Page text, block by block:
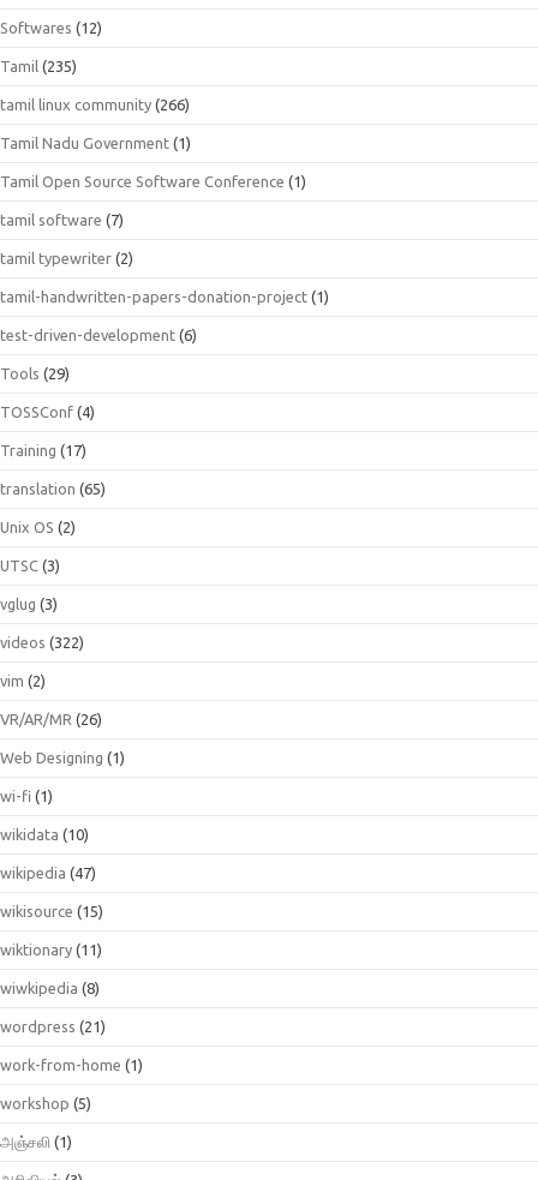
Softwares (12)
Tamil (235)
tamil linux community (266)
Tamil Nadu Government (1)
Tamil Open Source Software Conference (1)
tamil software (7)
tamil typewriter (2)
tamil-handwritten-papers-donation-project (1)
test-driven-development (6)
Tools (29)
TOSSConf (4)
Training (17)
translation (65)
Unix OS (2)
UTSC (3)
vglug (3)
videos (322)
vim (2)
VR/AR/MR (26)
Web Designing (1)
wi-fi (1)
wikidata (10)
wikipedia (47)
wikisource (15)
wiktionary (11)
wiwkipedia (8)
wordpress (21)
work-from-home (1)
workshop (5)
அஞ்சலி (1)